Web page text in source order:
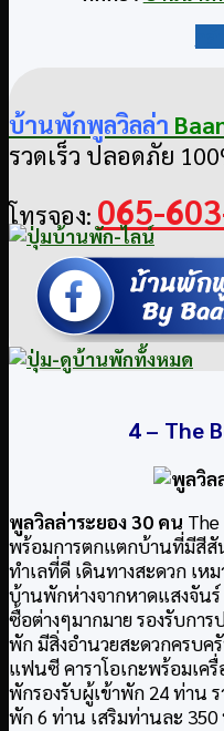
บ้านพักพูลวิลล่า
รวดเร็ว ปลอดภัย
โทรจอง: 065-
4 – The
พูลวิลล่าระยอง 30 คน
พร้อมการตกแตกบ้านที่มีสีสั
ทำเลที่ดี เดินทางสะดวก เ
บ้านพักห่างจากหาดแสงจันร์
ซื้อต่างๆมากมาย รองรับกา
พัก มีสิ่งอำนวยสะดวกครบค
แฟนซี คาราโอเกะพร้อมเครื่
พักรองรับผู้เข้าพัก 24 ท่าน
พัก 6 ท่าน เสริมท่านละ 350